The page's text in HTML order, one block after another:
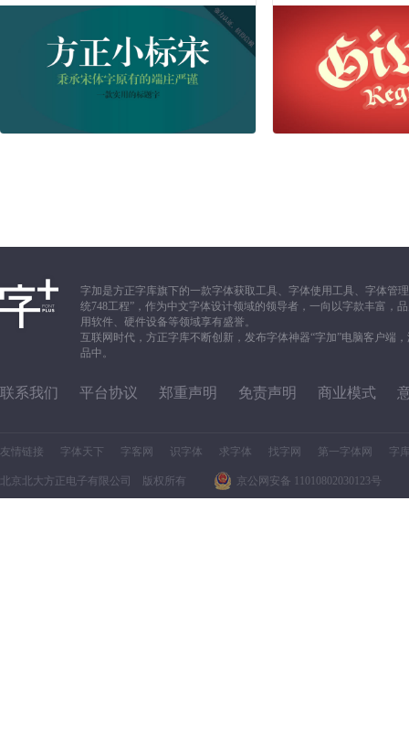
字加是方正字库旗下的一款字体获取工具、字体使用工具、字体管
统748工程”，作为中文字体设计领域的领导者，一向以字款丰富，
用软件、硬件设备等领域享有盛誉。
互联网时代，方正字库不断创新，发布字体神器“字加”电脑客户端
品中。
联系我们 平台协议 郑重声明 免责声明 商业模式
友情链接 字体天下 字客网 识字体 求字体 找字网 第一字体网 字
北京北大方正电子有限公司 版权所有 京公网安备 11010802030123号